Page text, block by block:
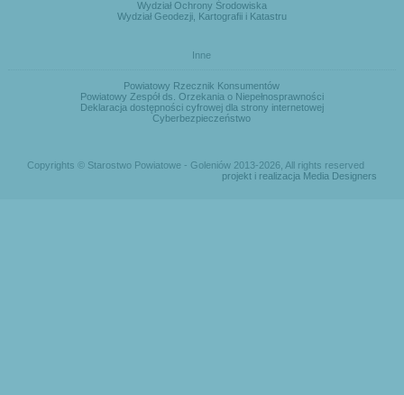
Wydział Ochrony Środowiska
Wydział Geodezji, Kartografii i Katastru
Inne
Powiatowy Rzecznik Konsumentów
Powiatowy Zespół ds. Orzekania o Niepełnosprawności
Deklaracja dostępności cyfrowej dla strony internetowej
Cyberbezpieczeństwo
Copyrights © Starostwo Powiatowe - Goleniów 2013-2026, All rights reserved
projekt i realizacja Media Designers